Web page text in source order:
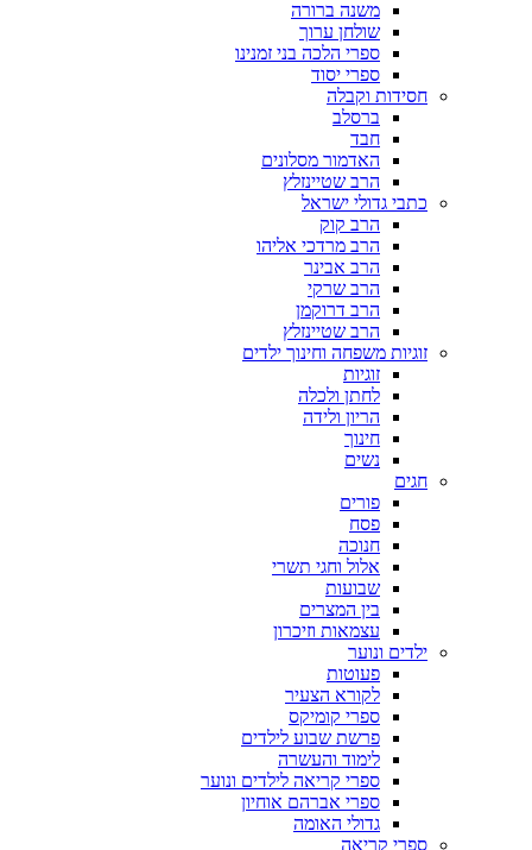
משנה ברורה
שולחן ערוך
ספרי הלכה בני זמנינו
ספרי יסוד
חסידות וקבלה
ברסלב
חבד
האדמור מסלונים
הרב שטיינזלץ
כתבי גדולי ישראל
הרב קוק
הרב מרדכי אליהו
הרב אבינר
הרב שרקי
הרב דרוקמן
הרב שטיינזלץ
זוגיות משפחה וחינוך ילדים
זוגיות
לחתן ולכלה
הריון ולידה
חינוך
נשים
חגים
פורים
פסח
חנוכה
אלול וחגי תשרי
שבועות
בין המצרים
עצמאות וזיכרון
ילדים ונוער
פעוטות
לקורא הצעיר
ספרי קומיקס
פרשת שבוע לילדים
לימוד והעשרה
ספרי קריאה לילדים ונוער
ספרי אברהם אוחיון
גדולי האומה
ספרי קריאה